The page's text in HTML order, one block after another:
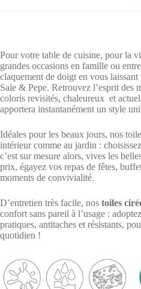
Pour votre table de cuisine, pour la
grandes occasions en famille ou
claquement de doigt en vous
Sale & Pepe. Retrouvez l’esprit des
coloris revisités, chaleureux et
apportera instantanément un style
Idéales pour les beaux jours, nos
intérieur comme au jardin :
c’est sur mesure alors, vives les
prix, égayez vos repas de fêtes,
moments de convivialité.
D’entretien très facile, nos toiles
confort sans pareil à l’usage :
pratiques, antitaches et résistants,
quotidien !